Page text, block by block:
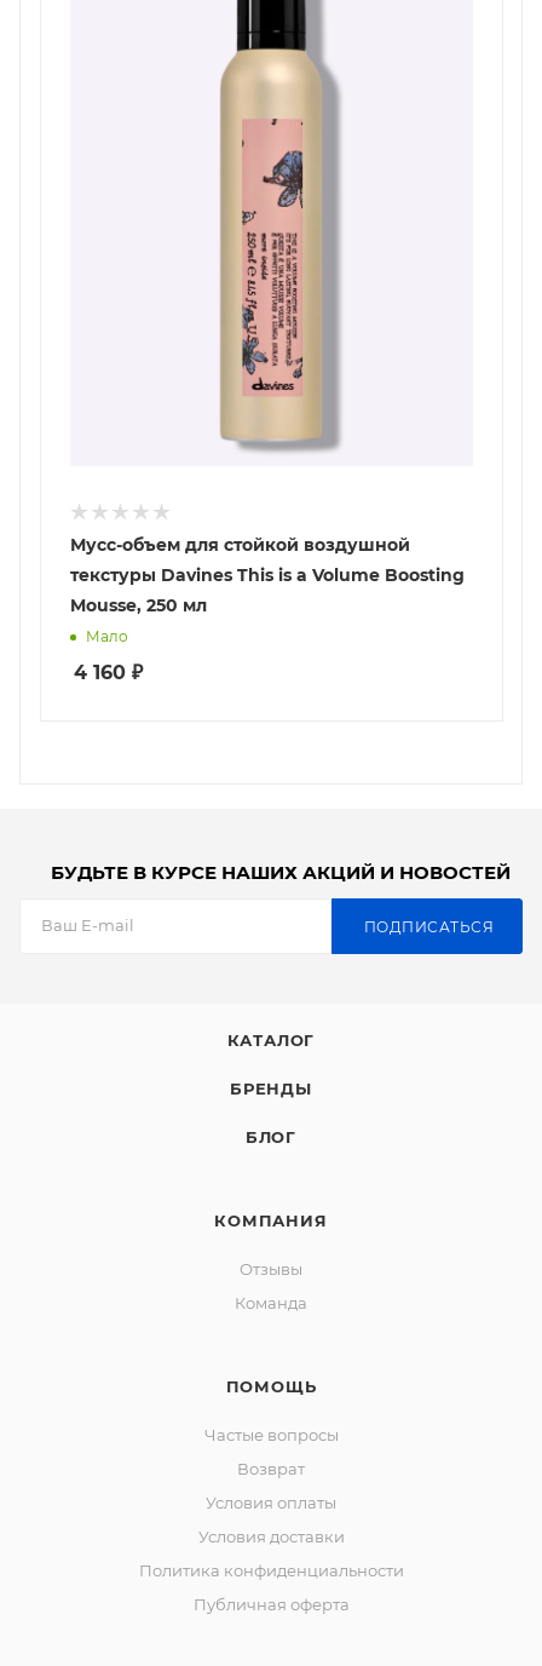
Мусс-объем для стойкой воздушной
текстуры Davines This is a Volume Boosting
Mousse, 250 мл
Мало
4 160 ₽
БУДЬТЕ В КУРСЕ НАШИХ АКЦИЙ И НОВОСТЕЙ
ПОДПИСАТЬСЯ
КАТАЛОГ
БРЕНДЫ
БЛОГ
КОМПАНИЯ
Отзывы
Команда
ПОМОЩЬ
Частые вопросы
Возврат
Условия оплаты
Условия доставки
Политика конфиденциальности
Публичная оферта